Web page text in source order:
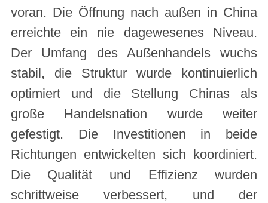
voran. Die Öffnung nach außen in China
erreichte ein nie dagewesenes Niveau.
Der Umfang des Außenhandels wuchs
stabil, die Struktur wurde kontinuierlich
optimiert und die Stellung Chinas als
große Handelsnation wurde weiter
gefestigt. Die Investitionen in beide
Richtungen entwickelten sich koordiniert.
Die Qualität und Effizienz wurden
schrittweise verbessert, und der